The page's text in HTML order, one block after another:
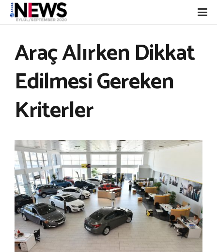
Araç Alırken Dikkat
Edilmesi Gereken
Kriterler